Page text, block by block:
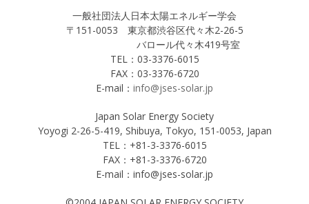
一般社団法人日本太陽エネルギー学会
〒151-0053 東京都渋谷区代々木2-26-5
バロール代々木419号室
TEL：03-3376-6015
FAX：03-3376-6720
E-mail： info@jses-solar.jp
Japan Solar Energy Society
Yoyogi 2-26-5-419, Shibuya, Tokyo, 151-0053, Japan
TEL：+81-3-3376-6015
FAX：+81-3-3376-6720
E-mail：info@jses-solar.jp